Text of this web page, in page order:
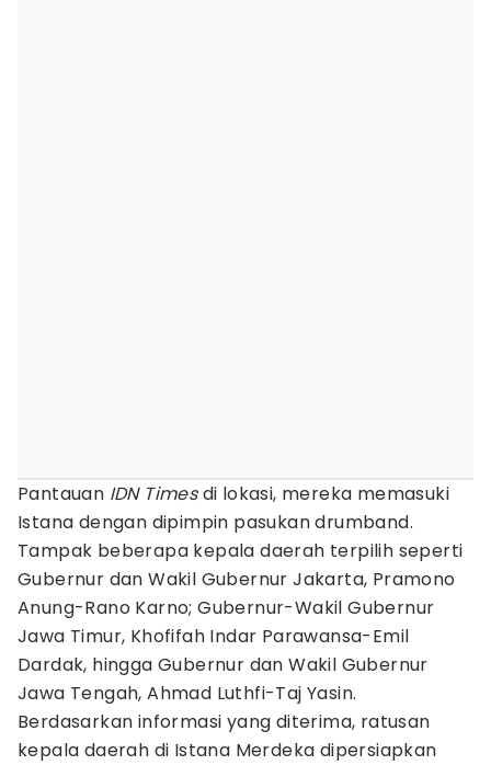
Pantauan IDN Timesdi lokasi, mereka memasuki
Istana dengan dipimpin pasukan drumband.
Tampak beberapa kepala daerah terpilih seperti
Gubernur dan Wakil Gubernur Jakarta, Pramono
Anung-Rano Karno; Gubernur-Wakil Gubernur
Jawa Timur, Khofifah Indar Parawansa-Emil
Dardak, hingga Gubernur dan Wakil Gubernur
Jawa Tengah, Ahmad Luthfi-Taj Yasin.
Berdasarkan informasi yang diterima, ratusan
kepala daerah di Istana Merdeka dipersiapkan